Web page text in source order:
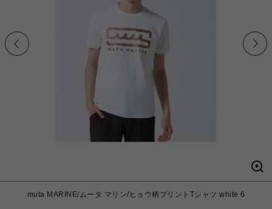
muta MARINE/ムータ マリン/ヒョウ柄プリントTシャツ white 6